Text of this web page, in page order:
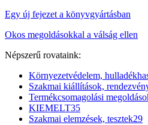
Egy új fejezet a könyvgyártásban
Okos megoldásokkal a válság ellen
Népszerű rovataink:
Környezetvédelem,
Szakmai kiállítások,
Termékcsomagolási
KIEMELT35
Szakmai elemzések, tesztek29